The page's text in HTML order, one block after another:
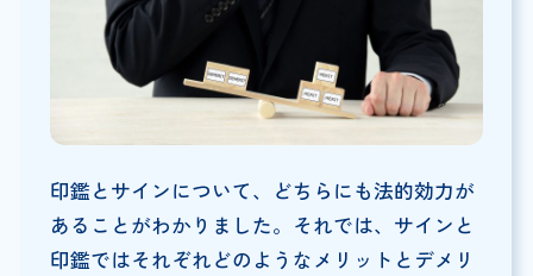
印鑑とサインについて、どちらにも法的効力が
あることがわかりました。それでは、サインと
印鑑ではそれぞれどのようなメリットとデメリ